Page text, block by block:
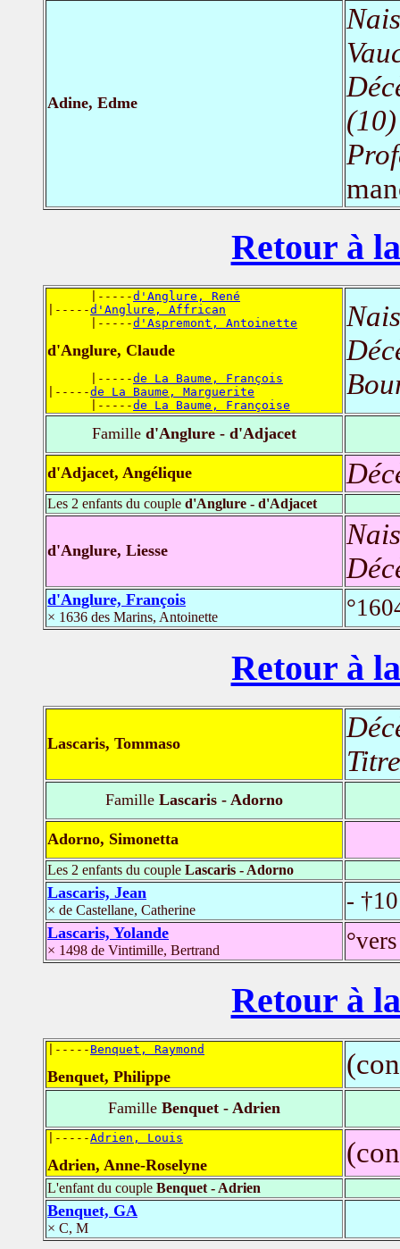
Adine, Edme
(10)
Retour à
      |-----
d'Anglure, René
|-----d'Anglure, Affrican
      |-----
d'Aspremont, Antoinette
d'Anglure, Claude
      |-----
de La Baume, François
|-----de La Baume, Marguerite
      |-----
de La Baume, Françoise
Famille d'Anglure - d'Adjacet
d'Adjacet, Angélique
Les 2 enfants du couple d'Anglure - d'Adjacet
d'Anglure, Liesse
d'Anglure, François
× 1636 des Marins, Antoinette
Retour à
Lascaris, Tommaso
Famille Lascaris - Adorno
Adorno, Simonetta
Les 2 enfants du couple Lascaris - Adorno
Lascaris, Jean
× de Castellane, Catherine -
Lascaris, Yolande
× 1498 de Vintimille, Bertrand
Retour à
|----- Benquet, Raymond
Benquet, Philippe
Famille Benquet - Adrien
|-----Adrien, Louis
Adrien, Anne-Roselyne
L'enfant du couple Benquet - Adrien
Benquet, GA
× C, M